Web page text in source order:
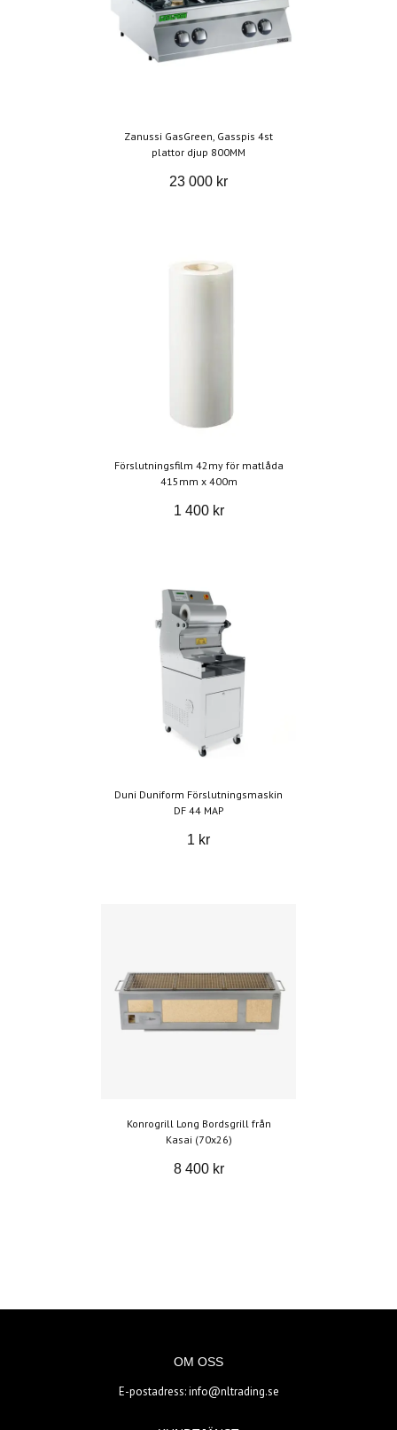
Zanussi GasGreen, Gasspis 4st
plattor djup 800MM
23 000 kr
Förslutningsfilm 42my för matlåda
415mm x 400m
1 400 kr
Duni Duniform Förslutningsmaskin
DF 44 MAP
1 kr
Konrogrill Long Bordsgrill från
Kasai (70x26)
8 400 kr
OM OSS
E-postadress:info@nltrading.se